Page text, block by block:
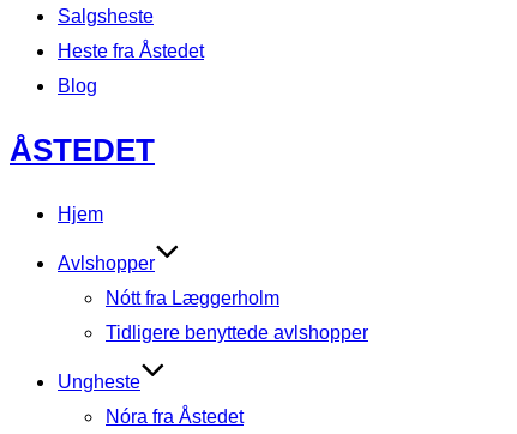
Salgsheste
Heste fra Åstedet
Blog
Videre
til
indhold
ÅSTEDET
Hjem
Avlshopper
Nótt fra Læggerholm
Tidligere benyttede avlshopper
Ungheste
Nóra fra Åstedet